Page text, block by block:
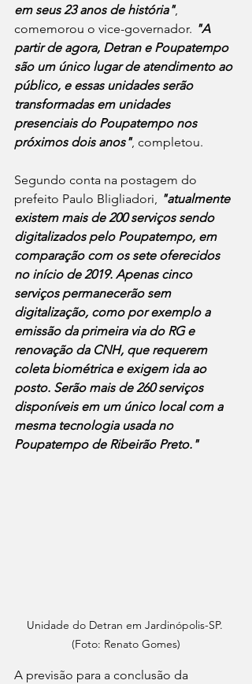
em seus 23 anos de história",
comemorou o vice-governador. "A
partir de agora, Detran e Poupatempo
são um único lugar de atendimento ao
público, e essas unidades serão
transformadas em unidades
presenciais do Poupatempo nos
próximos dois anos", completou.
Segundo conta na postagem do
prefeito Paulo Bligliadori, "atualmente
existem mais de 200 serviços sendo
digitalizados pelo Poupatempo, em
comparação com os sete oferecidos
no início de 2019. Apenas cinco
serviços permanecerão sem
digitalização, como por exemplo a
emissão da primeira via do RG e
renovação da CNH, que requerem
coleta biométrica e exigem ida ao
posto. Serão mais de 260 serviços
disponíveis em um único local com a
mesma tecnologia usada no
Poupatempo de Ribeirão Preto."
Unidade do Detran em Jardinópolis-SP.
(Foto: Renato Gomes)
A previsão para a conclusão da